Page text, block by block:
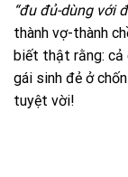
“đu đủ-dùng với
thành vợ-thành
biết thật rằng: cả
gái sinh đẻ ở
tuyệt vời!